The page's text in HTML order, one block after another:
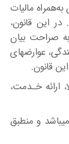
مالیات
این قانون،
صراحت بیان
عوارضهای
خـدمت،
و منطبق